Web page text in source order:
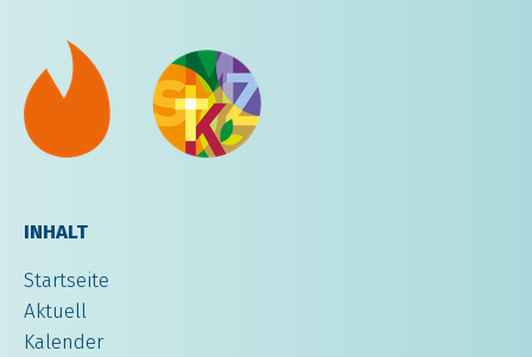
INHALT
Startseite
Aktuell
Kalender